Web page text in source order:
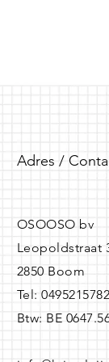
Adres /
OSOOSO bv
Leopoldstraat
2850 Boom
Tel: 0495215782
Btw: BE